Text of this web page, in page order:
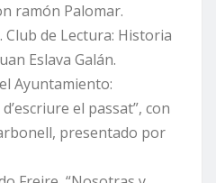
ramón Palomar.
Club de Lectura: Historia
Eslava Galán.
Ayuntamiento:
el passat”, con
presentado por